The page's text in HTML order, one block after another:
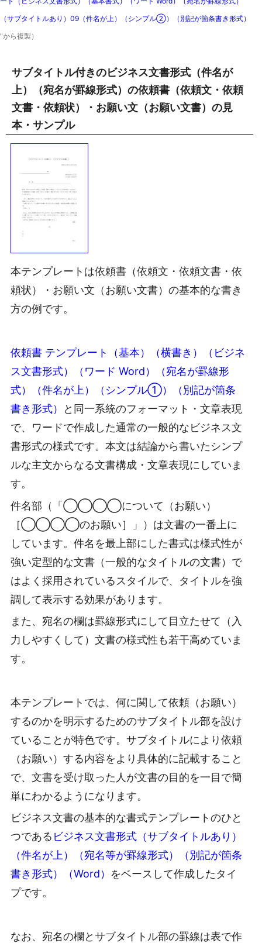
（サブタイトルあり）09（件名が上）（シンプル②）（別記が箇条書き形式）
"から複製）
サブタイトル付きのビジネス文書形式（件名が
上）（宛名が罫線形式）の依頼書（依頼文・依頼
文書・依頼状）・お願い文（お願い文書）の見
本・サンプル
本テンプレートは依頼書（依頼文・依頼文書・依
頼状）・お願い文（お願い文書）の基本的な書き
方の例です。
依頼書 テンプレート（基本）（横書き）（ビジネ
ス文書形式）（ワード Word）（宛名が罫線形
式）（件名が上）（シンプル①）（別記が箇条
書き形式）
と同一系統のフォーマット・文章表現
で、ワードで作成した通常の一般的なビジネス文
書形式の様式です。本文は結論から書いたシンプ
ルな主文からなる文書構成・文章表現にしていま
す。
件名部（「◯◯◯◯について（お願い）
［◯◯◯◯のお願い］」）は文書の一番上に
しています。件名を最上部にした書式は様式性が
強い定型的な文書（一般的なタイトルの文書）で
はよく採用されているスタイルで、タイトルを強
調して表示する効果があります。
また、宛名の欄は罫線形式にして目立たせて（入
力しやすくして）文書の様式性も若干高めていま
す。
本テンプレートでは、何に関して依頼（お願い）
するのかを明示するためのサブタイトル部を設け
ていることが特色です。サブタイトルにより依頼
（お願い）する内容をより具体的に記載すること
で、文書を受け取った人が文書の目的を一目で簡
単にわかるようになります。
ビジネス文書の基本的な書式テンプレートのひと
つである ビジネス文書形式（サブタイトルあり）
（件名が上）（宛名等が罫線形式）（別記が箇条
書き形式）（Word） をベースして作成したタイ
プです。
なお、宛名の欄とサブタイトル部の罫線は表で作